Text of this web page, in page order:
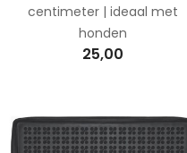
centimeter | ideaal met
honden
25,00